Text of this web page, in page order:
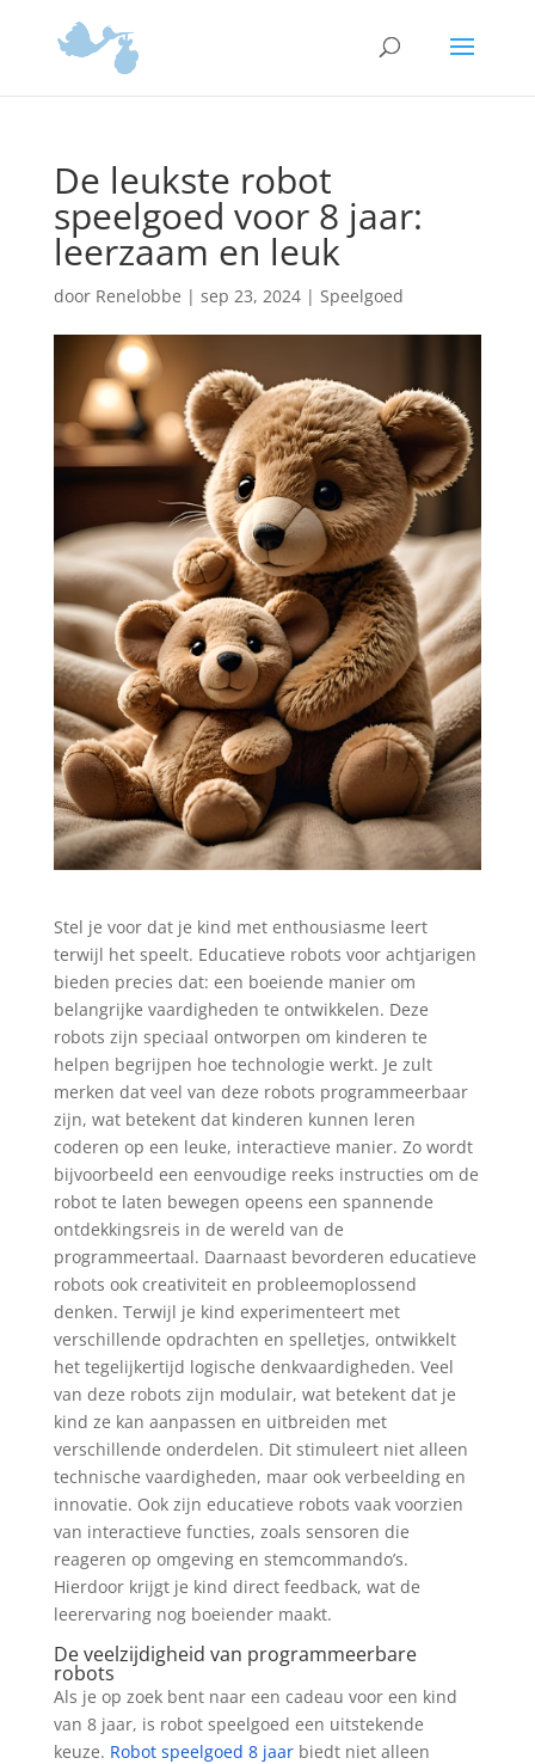
De leukste robot
speelgoed voor 8 jaar:
leerzaam en leuk
door Renelobbe | sep 23, 2024| Speelgoed
Stel je voor dat je kind met enthousiasme leert
terwijl het speelt. Educatieve robots voor achtjarigen
bieden precies dat: een boeiende manier om
belangrijke vaardigheden te ontwikkelen. Deze
robots zijn speciaal ontworpen om kinderen te
helpen begrijpen hoe technologie werkt. Je zult
merken dat veel van deze robots programmeerbaar
zijn, wat betekent dat kinderen kunnen leren
coderen op een leuke, interactieve manier. Zo wordt
bijvoorbeeld een eenvoudige reeks instructies om de
robot te laten bewegen opeens een spannende
ontdekkingsreis in de wereld van de
programmeertaal. Daarnaast bevorderen educatieve
robots ook creativiteit en probleemoplossend
denken. Terwijl je kind experimenteert met
verschillende opdrachten en spelletjes, ontwikkelt
het tegelijkertijd logische denkvaardigheden. Veel
van deze robots zijn modulair, wat betekent dat je
kind ze kan aanpassen en uitbreiden met
verschillende onderdelen. Dit stimuleert niet alleen
technische vaardigheden, maar ook verbeelding en
innovatie. Ook zijn educatieve robots vaak voorzien
van interactieve functies, zoals sensoren die
reageren op omgeving en stemcommando’s.
Hierdoor krijgt je kind direct feedback, wat de
leerervaring nog boeiender maakt.
De veelzijdigheid van programmeerbare
robots
Als je op zoek bent naar een cadeau voor een kind
van 8 jaar, is robot speelgoed een uitstekende
keuze. Robot speelgoed 8 jaarbiedt niet alleen